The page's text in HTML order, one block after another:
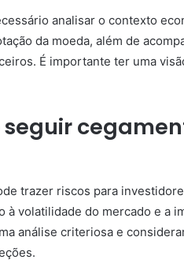
analisar o contexto
da moeda, além de
É importante ter uma
seguir
trazer riscos para
volatilidade do mercado e a
análise criteriosa e